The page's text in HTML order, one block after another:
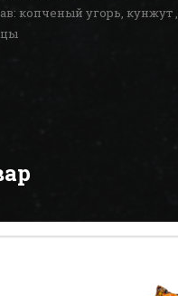
копченый угорь, кунжут ,